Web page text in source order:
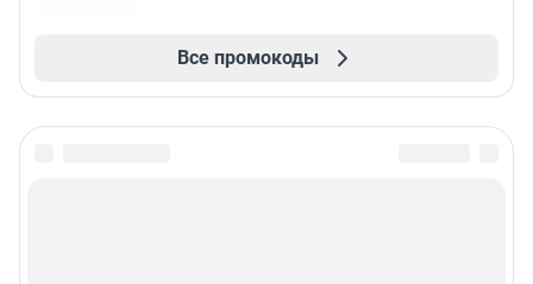
Все промокоды